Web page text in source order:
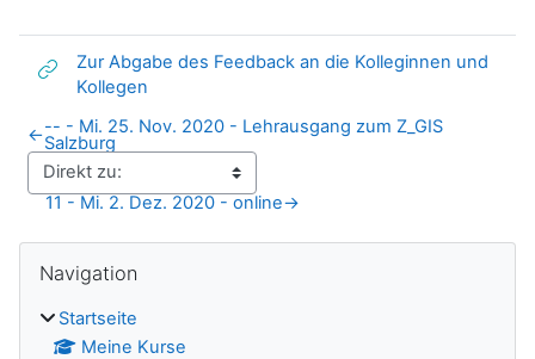
Zur Abgabe des Feedback an die Kolleginnen und
Kollegen
←-- - Mi. 25. Nov. 2020 - Lehrausgang zum Z_GIS
Salzburg
→
11 - Mi. 2. Dez. 2020 - online
Blöcke
Navigation
Startseite
Meine Kurse